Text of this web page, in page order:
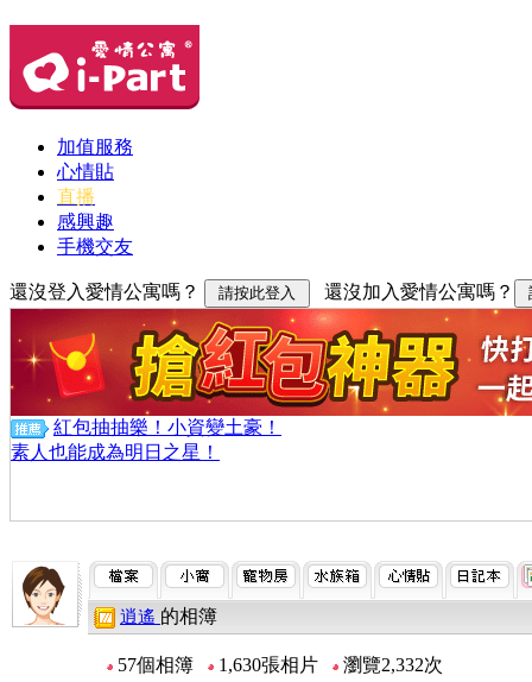
加值服務
心情貼
直播
感興趣
手機交友
還沒登入愛情公寓嗎？ 還沒加入愛情公寓嗎？
紅包抽抽樂！小資變土豪！
素人也能成為明日之星！
逍遙 的相簿
57個相簿 1,630張相片 瀏覽2,332次